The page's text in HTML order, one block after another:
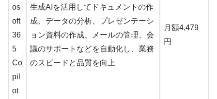
os
oft
36
5
Co
pil
ot
生成AIを活用してドキュメントの作
成、データの分析、プレゼンテーシ
ョン資料の作成、メールの管理、会
議のサポートなどを自動化し、業務
のスピードと品質を向上
月額4,479
円